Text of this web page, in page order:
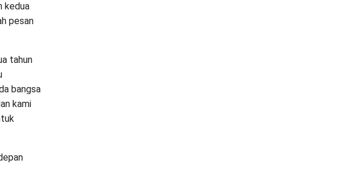
kedua
pesan
tahun
bangsa
kami